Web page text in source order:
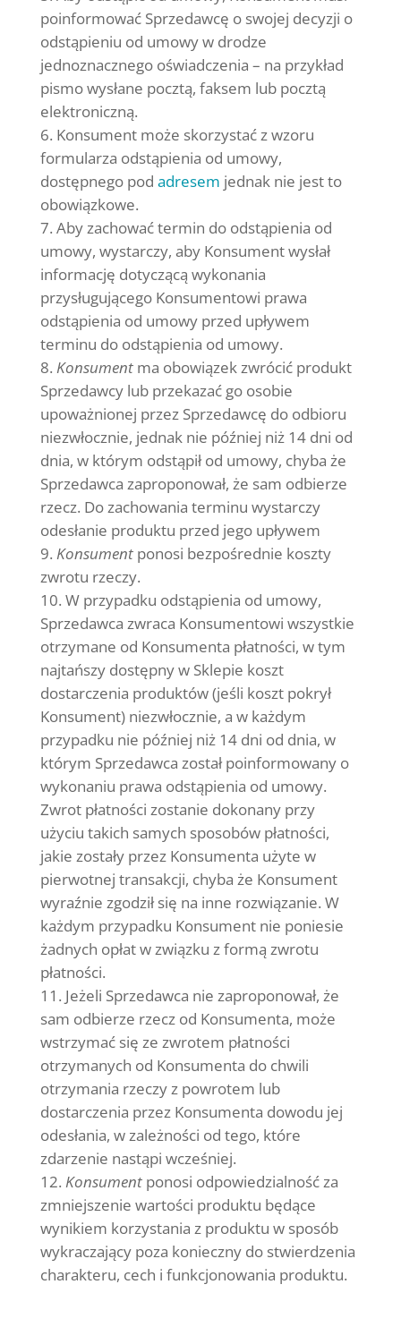
poinformować Sprzedawcę o swojej decyzji o
odstąpieniu od umowy w drodze
jednoznacznego oświadczenia – na przykład
pismo wysłane pocztą, faksem lub pocztą
elektroniczną.
Konsument może skorzystać z wzoru
formularza odstąpienia od umowy,
dostępnego pod adresem jednak nie jest to
obowiązkowe.
Aby zachować termin do odstąpienia od
umowy, wystarczy, aby Konsument wysłał
informację dotyczącą wykonania
przysługującego Konsumentowi prawa
odstąpienia od umowy przed upływem
terminu do odstąpienia od umowy.
Konsumentma obowiązek zwrócić produkt
Sprzedawcy lub przekazać go osobie
upoważnionej przez Sprzedawcę do odbioru
niezwłocznie, jednak nie później niż 14 dni od
dnia, w którym odstąpił od umowy, chyba że
Sprzedawca zaproponował, że sam odbierze
rzecz. Do zachowania terminu wystarczy
odesłanie produktu przed jego upływem
Konsument ponosi bezpośrednie koszty
zwrotu rzeczy.
W przypadku odstąpienia od umowy,
Sprzedawca zwraca Konsumentowi wszystkie
otrzymane od Konsumenta płatności, w tym
najtańszy dostępny w Sklepie koszt
dostarczenia produktów (jeśli koszt pokrył
Konsument) niezwłocznie, a w każdym
przypadku nie później niż 14 dni od dnia, w
którym Sprzedawca został poinformowany o
wykonaniu prawa odstąpienia od umowy.
Zwrot płatności zostanie dokonany przy
użyciu takich samych sposobów płatności,
jakie zostały przez Konsumenta użyte w
pierwotnej transakcji, chyba że Konsument
wyraźnie zgodził się na inne rozwiązanie. W
każdym przypadku Konsument nie poniesie
żadnych opłat w związku z formą zwrotu
płatności.
Jeżeli Sprzedawca nie zaproponował, że
sam odbierze rzecz od Konsumenta, może
wstrzymać się ze zwrotem płatności
otrzymanych od Konsumenta do chwili
otrzymania rzeczy z powrotem lub
dostarczenia przez Konsumenta dowodu jej
odesłania, w zależności od tego, które
zdarzenie nastąpi wcześniej.
Konsument ponosi odpowiedzialność za
zmniejszenie wartości produktu będące
wynikiem korzystania z produktu w sposób
wykraczający poza konieczny do stwierdzenia
charakteru, cech i funkcjonowania produktu.